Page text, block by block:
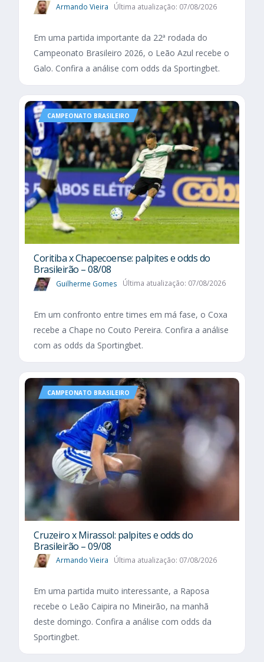
Armando Vieira Última atualização: 07/08/2026
Em uma partida importante da 22ª rodada do
Campeonato Brasileiro 2026, o Leão Azul recebe o
Galo. Confira a análise com odds da Sportingbet.
CAMPEONATO BRASILEIRO
Coritiba x Chapecoense: palpites e odds do
Brasileirão – 08/08
Guilherme Gomes Última atualização: 07/08/2026
Em um confronto entre times em má fase, o Coxa
recebe a Chape no Couto Pereira. Confira a análise
com as odds da Sportingbet.
CAMPEONATO BRASILEIRO
Cruzeiro x Mirassol: palpites e odds do
Brasileirão – 09/08
Armando Vieira Última atualização: 07/08/2026
Em uma partida muito interessante, a Raposa
recebe o Leão Caipira no Mineirão, na manhã
deste domingo. Confira a análise com odds da
Sportingbet.